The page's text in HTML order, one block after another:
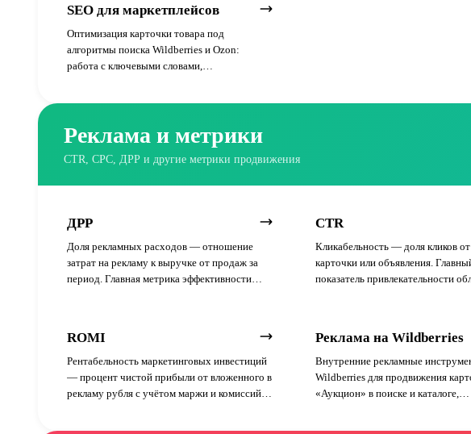
SEO для маркетплейсов
Оптимизация карточки товара под
алгоритмы поиска Wildberries и Ozon:
работа с ключевыми словами,
Реклама и метрики
CTR, CPC, ДРР и другие метрики продвижения
ДРР
Доля рекламных расходов — отношение
затрат на рекламу к выручке от продаж за
период. Главная метрика эффективности
CTR
Кликабельность — доля кликов от
карточки или объявления.
показатель привлекательности
ROMI
Рентабельность маркетинговых инвестиций
— процент чистой прибыли от вложенного в
рекламу рубля с учётом маржи и комиссий
Реклама на Wildberries
Внутренние рекламные
Wildberries для продвижения
«Аукцион» в поиске и каталоге,